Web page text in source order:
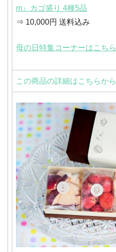
m』カゴ盛り 4種5品
⇒ 10,000円 送料込み
母の日特集コーナーはこちら
この商品の詳細はこちらから